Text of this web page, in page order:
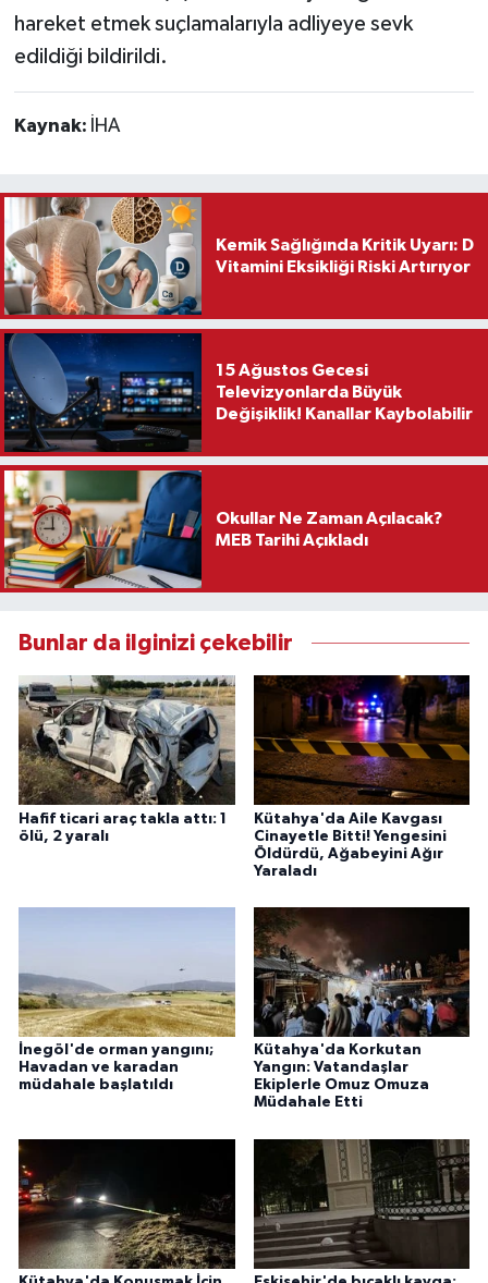
hareket etmek suçlamalarıyla adliyeye sevk
edildiği bildirildi.
Kaynak: İHA
Kemik Sağlığında Kritik Uyarı: D
Vitamini Eksikliği Riski Artırıyor
15 Ağustos Gecesi
Televizyonlarda Büyük
Değişiklik! Kanallar Kaybolabilir
Okullar Ne Zaman Açılacak?
MEB Tarihi Açıkladı
Bunlar da ilginizi çekebilir
Hafif ticari araç takla attı: 1
ölü, 2 yaralı
Kütahya'da Aile Kavgası
Cinayetle Bitti! Yengesini
Öldürdü, Ağabeyini Ağır
Yaraladı
İnegöl'de orman yangını;
Havadan ve karadan
müdahale başlatıldı
Kütahya'da Korkutan
Yangın: Vatandaşlar
Ekiplerle Omuz Omuza
Müdahale Etti